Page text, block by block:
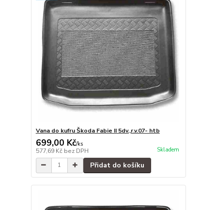
Vana do kufru Škoda Fabie II 5dv.,r.v.07- htb
699,00 Kč/ks
577,69 Kč bez DPH Skladem
Přidat do košíku